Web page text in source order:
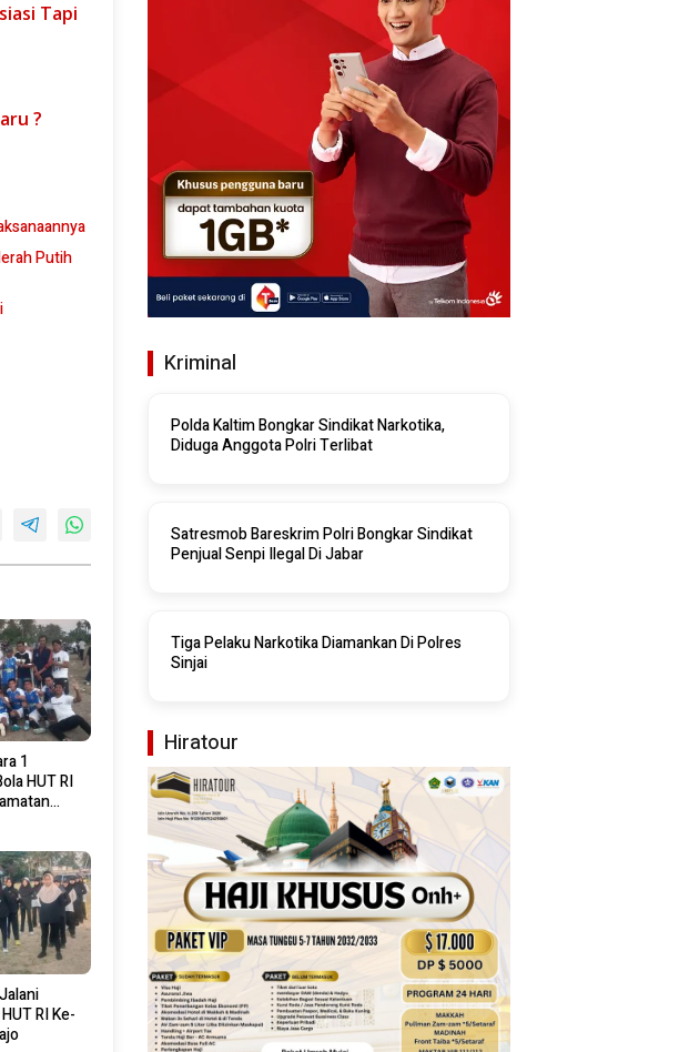
Tapi
?
Putih
1
HUT RI
RI Ke-
Kriminal
Polda Kaltim Bongkar Sindikat Narkotika,
Diduga Anggota Polri Terlibat
Satresmob Bareskrim Polri Bongkar Sindikat
Penjual Senpi Ilegal Di Jabar
Tiga Pelaku Narkotika Diamankan Di Polres
Sinjai
Hiratour